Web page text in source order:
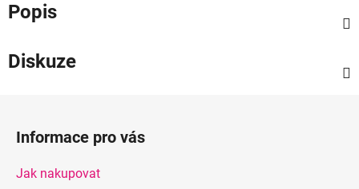
Popis
Diskuze
Informace pro vás
Jak nakupovat